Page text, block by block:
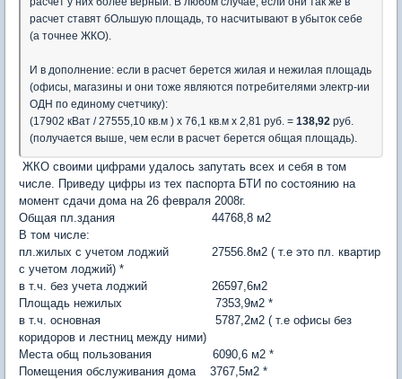
расчет ставят бОльшую площадь, то насчитывают в убыток себе
(а точнее ЖКО).
И в дополнение: если в расчет берется жилая и нежилая площадь
(офисы, магазины и они тоже являются потребителями электр-ии
ОДН по единому счетчику):
(17902 кВат / 27555,10 кв.м ) х 76,1 кв.м х 2,81 руб. = 138,92 руб.
(получается выше, чем если в расчет берется общая площадь).
ЖКО своими цифрами удалось запутать всех и себя в том
числе. Приведу цифры из тех паспорта БТИ по состоянию на
момент сдачи дома на 26 февраля 2008г.
Общая пл.здания 44768,8 м2
В том числе:
пл.жилых с учетом лоджий 27556.8м2 ( т.е это пл. квартир
с учетом лоджий) *
в т.ч. без учета лоджий 26597,6м2
Площадь нежилых 7353,9м2 *
в т.ч. основная 5787,2м2 ( т.е офисы без
коридоров и лестниц между ними)
Места общ пользования 6090,6 м2 *
Помещения обслуживания дома 3767,5м2 *